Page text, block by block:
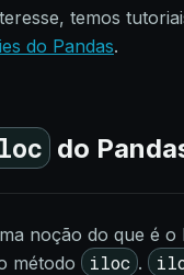
temos
do Pandas.
do
noção do que é
método
iloc .